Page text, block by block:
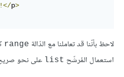
بالعالم!</p>
لاحظ بأنّنا قد تعاملنا مع الدّالة range
استعمال المُرشّح list على نحو